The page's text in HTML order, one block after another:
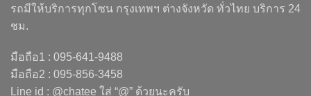
รถมีให้บริการทุกโซน กรุงเทพฯ ต่างจังหวัด ทั่วไทย บริการ 24
ชม.
มือถือ1 : 095-641-9488
มือถือ2 : 095-856-3458
Line id : @chatee ใส่ “@” ด้วยนะครับ